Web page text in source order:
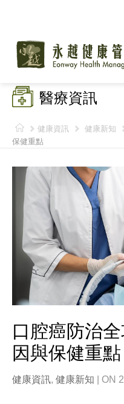
醫療資訊
健康資訊 健康新知
保健重點
口腔癌防治
因與保健重點
健康資訊, 健康新知 | ON